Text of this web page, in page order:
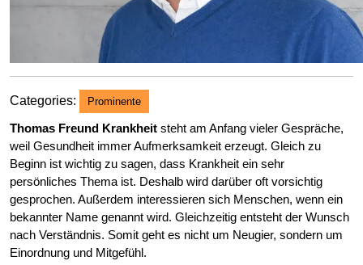
Categories: Prominente
Thomas Freund Krankheit steht am Anfang vieler Gespräche,
weil Gesundheit immer Aufmerksamkeit erzeugt. Gleich zu
Beginn ist wichtig zu sagen, dass Krankheit ein sehr
persönliches Thema ist. Deshalb wird darüber oft vorsichtig
gesprochen. Außerdem interessieren sich Menschen, wenn ein
bekannter Name genannt wird. Gleichzeitig entsteht der Wunsch
nach Verständnis. Somit geht es nicht um Neugier, sondern um
Einordnung und Mitgefühl.